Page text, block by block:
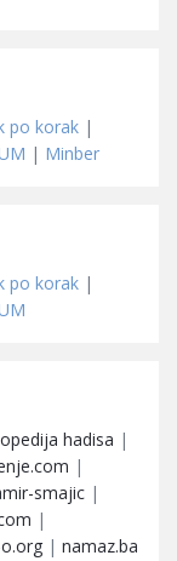
po korak |
| Minber
po korak |
hadisa |
|
smajic |
|
| namaz.ba